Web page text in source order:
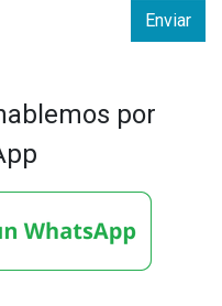
Enviar
por